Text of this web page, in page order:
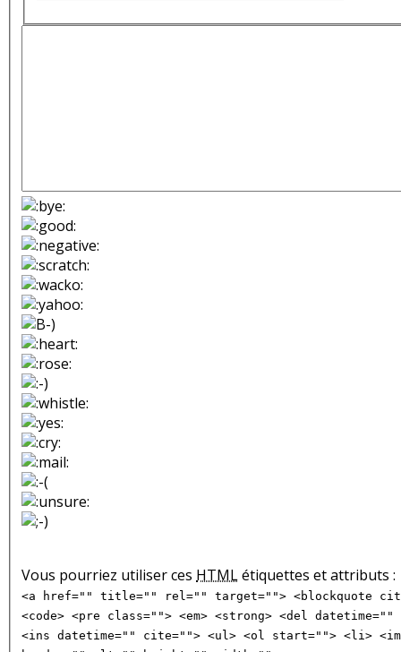
Vous pourriez utiliser ces HTMLétiquettes et attributs :
<a href="" title="" rel="" target=""> <blockquote
<code> <pre class=""> <em> <strong> <del
<ins datetime="" cite=""> <ul> <ol start=""> <li>